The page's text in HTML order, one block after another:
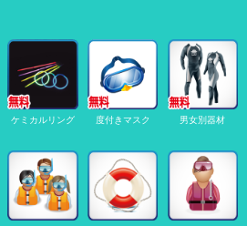
ケミカルリング 度付きマスク 男女別器材